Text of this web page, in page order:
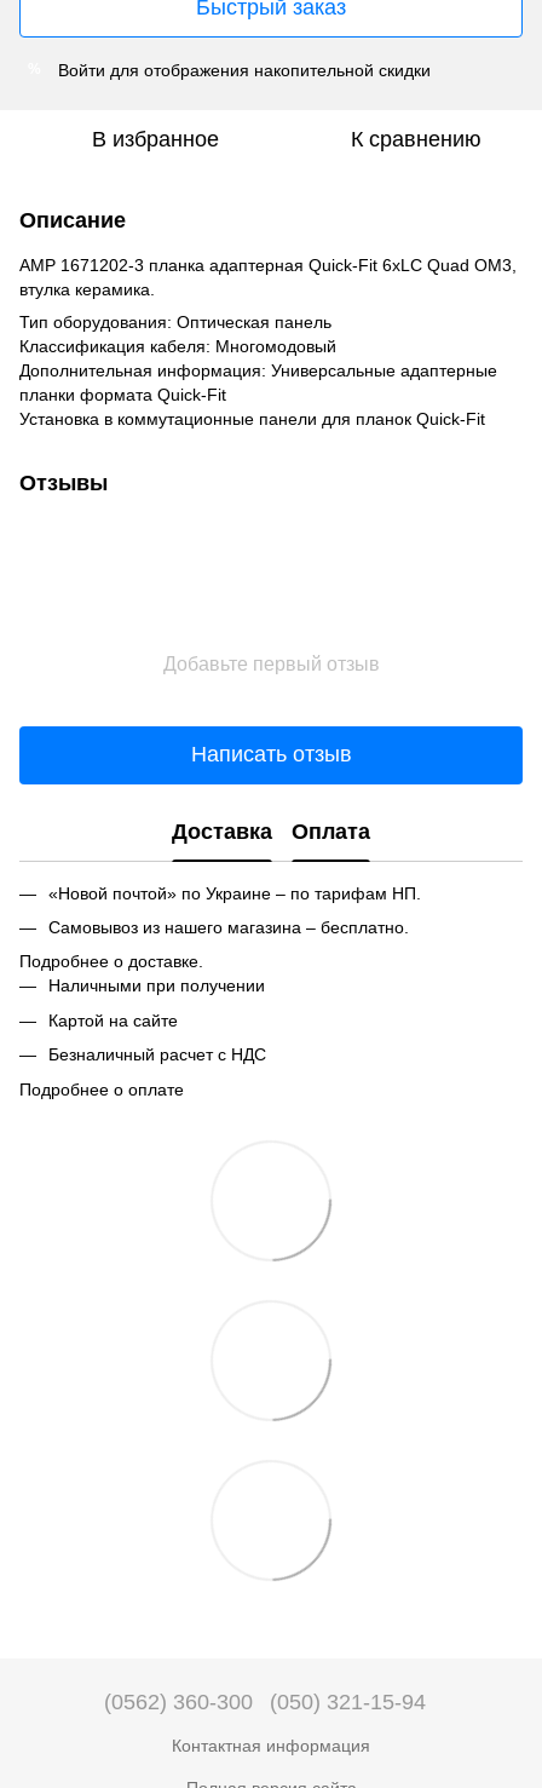
Быстрый заказ
Войти для отображения накопительной скидки
В избранное К сравнению
Описание
AMP 1671202-3 планка адаптерная Quick-Fit 6xLC Quad OM3,
втулка керамика.
Тип оборудования: Оптическая панель
Классификация кабеля: Многомодовый
Дополнительная информация: Универсальные адаптерные
планки формата Quick-Fit
Установка в коммутационные панели для планок Quick-Fit
Отзывы
Добавьте первый отзыв
Написать отзыв
Доставка Оплата
«Новой почтой» по Украине – по тарифам НП.
Самовывоз из нашего магазина – бесплатно.
Подробнее о доставке.
Наличными при получении
Картой на сайте
Безналичный расчет с НДС
Подробнее о оплате
(0562) 360-300 (050) 321-15-94
Контактная информация